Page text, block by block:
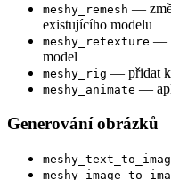
meshy_remesh —
existujícího modelu
meshy_retexture —
model
meshy_rig — přidat
meshy_animate —
Generování obrázků